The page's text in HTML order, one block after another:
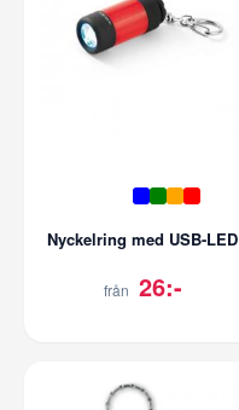
Nyckelring med USB-LED
från 26:-